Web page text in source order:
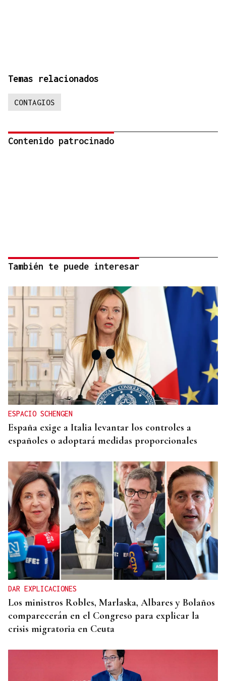
Temas relacionados
CONTAGIOS
Contenido patrocinado
También te puede interesar
ESPACIO SCHENGEN
España exige a Italia levantar los controles a
españoles o adoptará medidas proporcionales
DAR EXPLICACIONES
Los ministros Robles, Marlaska, Albares y Bolaños
comparecerán en el Congreso para explicar la
crisis migratoria en Ceuta